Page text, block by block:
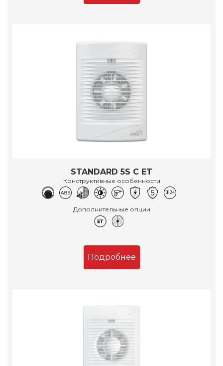
STANDARD 5S C ET
Конструктивные особенности
Дополнительные опции
Подробнее